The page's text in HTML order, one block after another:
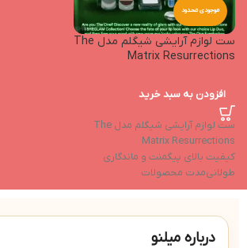
موجودی محدود
ست لوازم آرایشی شیگلم مدل The
Matrix Resurrections
افزودن به سبد خرید
ست لوازم آرایشی شیگلم مدل The
Matrix Resurrections
کیفیت بالای پیگمنت و ماندگاری
طولانی‌مدت محصولات
محدود و کلکسیونی
هنری
درباره میلنو